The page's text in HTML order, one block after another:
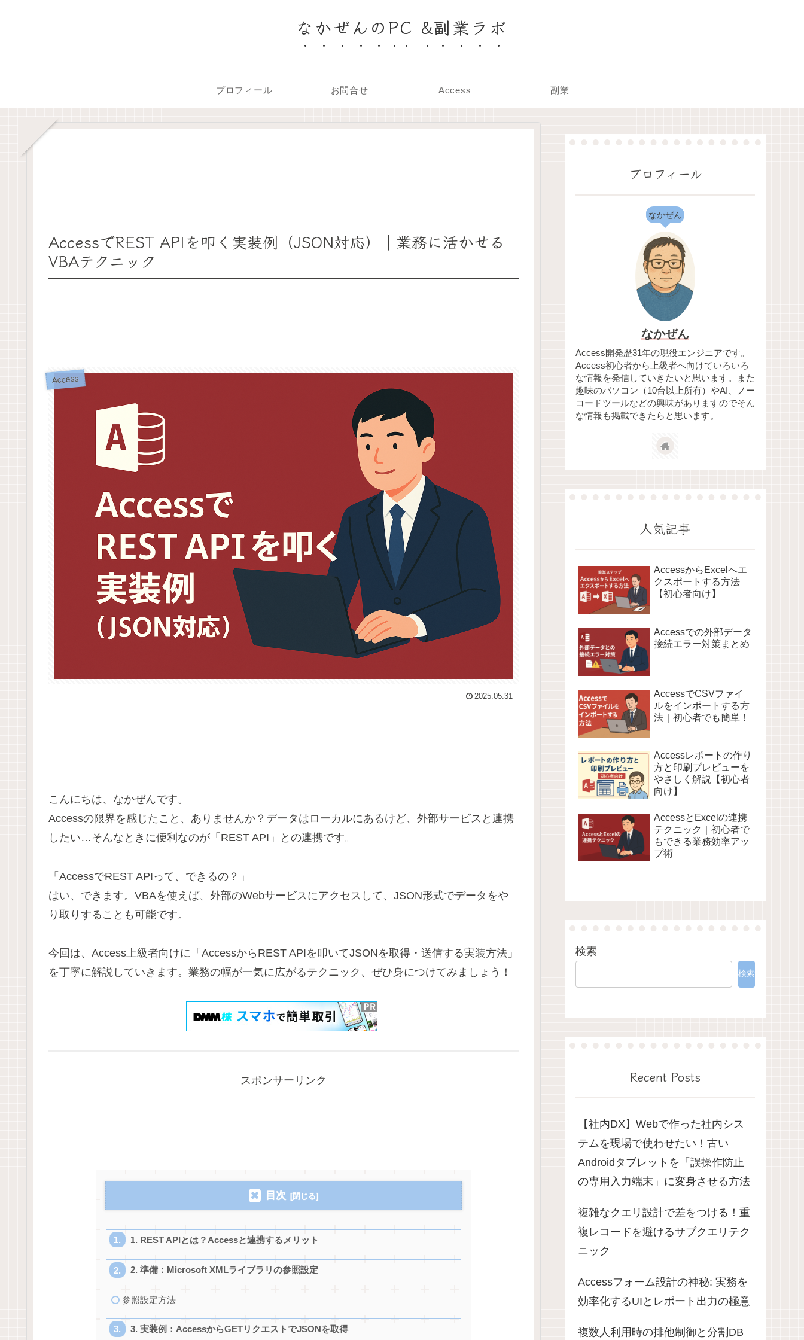
なかぜんのPC &副業ラボ
プロフィール お問合せ Access 副業
AccessでREST APIを叩く実装例（JSON対応）｜業務に活かせる
VBAテクニック
Access
2025.05.31
こんにちは、なかぜんです。
Accessの限界を感じたこと、ありませんか？データはローカルにあるけど、外部サービスと連携
したい…そんなときに便利なのが「REST API」との連携です。
「AccessでREST APIって、できるの？」
はい、できます。VBAを使えば、外部のWebサービスにアクセスして、JSON形式でデータをや
り取りすることも可能です。
今回は、Access上級者向けに「AccessからREST APIを叩いてJSONを取得・送信する実装方法」
を丁寧に解説していきます。業務の幅が一気に広がるテクニック、ぜひ身につけてみましょう！
スポンサーリンク
目次
1. REST APIとは？Accessと連携するメリット
2. 準備：Microsoft XMLライブラリの参照設定
参照設定方法
3. 実装例：AccessからGETリクエストでJSONを取得
プロフィール
なかぜん
なかぜん
Access開発歴31年の現役エンジニアです。
Access初心者から上級者へ向けていろいろ
な情報を発信していきたいと思います。また
趣味のパソコン（10台以上所有）やAI、ノー
コードツールなどの興味がありますのでそん
な情報も掲載できたらと思います。
人気記事
AccessからExcelへエ
クスポートする方法
【初心者向け】
Accessでの外部データ
接続エラー対策まとめ
AccessでCSVファイ
ルをインポートする方
法｜初心者でも簡単！
Accessレポートの作り
方と印刷プレビューを
やさしく解説【初心者
向け】
AccessとExcelの連携
テクニック｜初心者で
もできる業務効率アッ
プ術
検索
検索
Recent Posts
【社内DX】Webで作った社内シス
テムを現場で使わせたい！古い
Androidタブレットを「誤操作防止
の専用入力端末」に変身させる方法
複雑なクエリ設計で差をつける！重
複レコードを避けるサブクエリテク
ニック
Accessフォーム設計の神秘: 実務を
効率化するUIとレポート出力の極意
複数人利用時の排他制御と分割DB